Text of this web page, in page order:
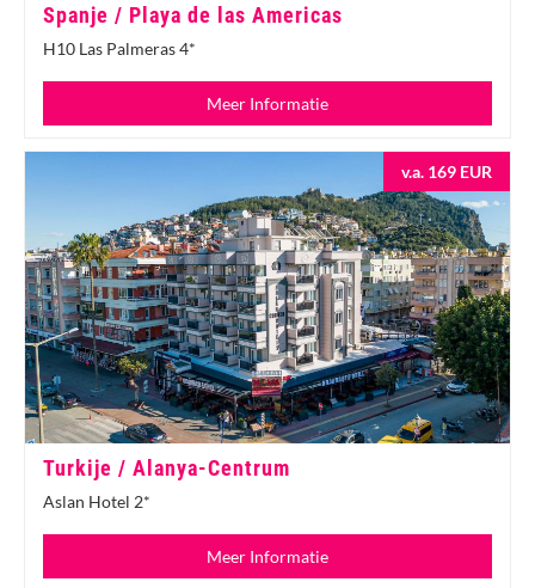
Spanje / Playa de las Americas
H10 Las Palmeras 4*
Meer Informatie
v.a. 169 EUR
Turkije / Alanya-Centrum
Aslan Hotel 2*
Meer Informatie